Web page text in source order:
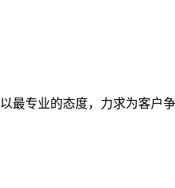
专业的态度，力求为客户争